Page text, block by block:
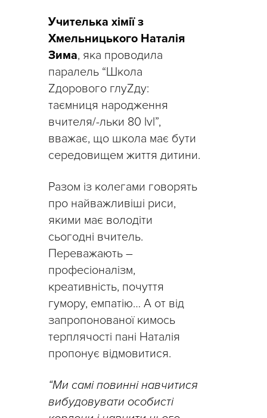
Учителька хімії з
Хмельницького Наталія
Зима, яка проводила
паралель “Школа
Zдорового глуZду:
таємниця народження
вчителя/-льки 80 lvl”,
вважає, що школа має бути
середовищем життя дитини.
Разом із колегами говорять
про найважливіші риси,
якими має володіти
сьогодні вчитель.
Переважають –
професіоналізм,
креативність, почуття
гумору, емпатію… А от від
запропонованої кимось
терплячості пані Наталія
пропонує відмовитися.
“Ми самі повинні навчитися
вибудовувати особисті